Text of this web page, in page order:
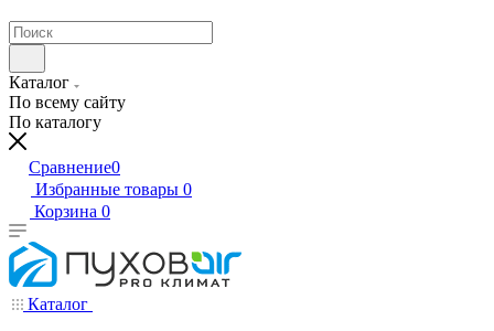
Каталог
По всему сайту
По каталогу
Сравнение0
Избранные товары 0
Корзина 0
Каталог